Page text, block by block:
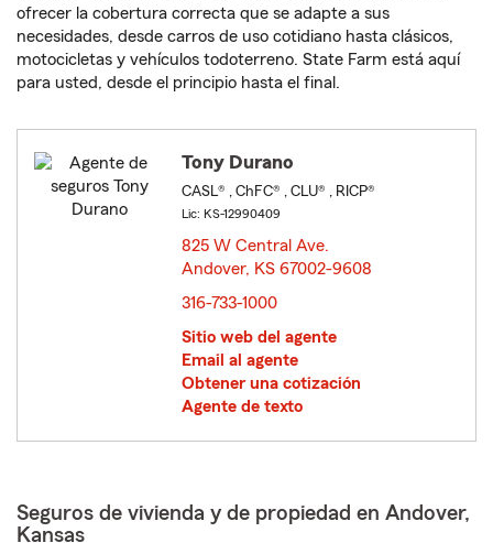
ofrecer la cobertura correcta que se adapte a sus
necesidades, desde carros de uso cotidiano hasta clásicos,
motocicletas y vehículos todoterreno. State Farm está aquí
para usted, desde el principio hasta el final.
Tony Durano
CASL® , ChFC® , CLU® , RICP®
Lic: KS-12990409
825 W Central Ave.
Andover, KS 67002-9608
316-733-1000
Sitio web del agente
Email al agente
Obtener una cotización
Agente de texto
Seguros de vivienda y de propiedad en Andover,
Kansas